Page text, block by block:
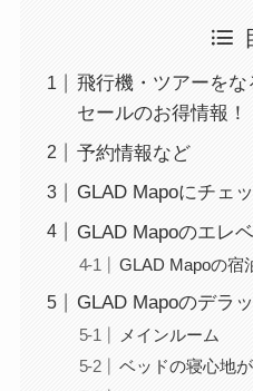
飛行機・ツアーを
セールのお得情報！
予約情報など
GLAD Mapoにチェ
GLAD Mapoのエレ
GLAD Mapoの宿
GLAD Mapoのデラ
メインルーム
ベッドの寝心地